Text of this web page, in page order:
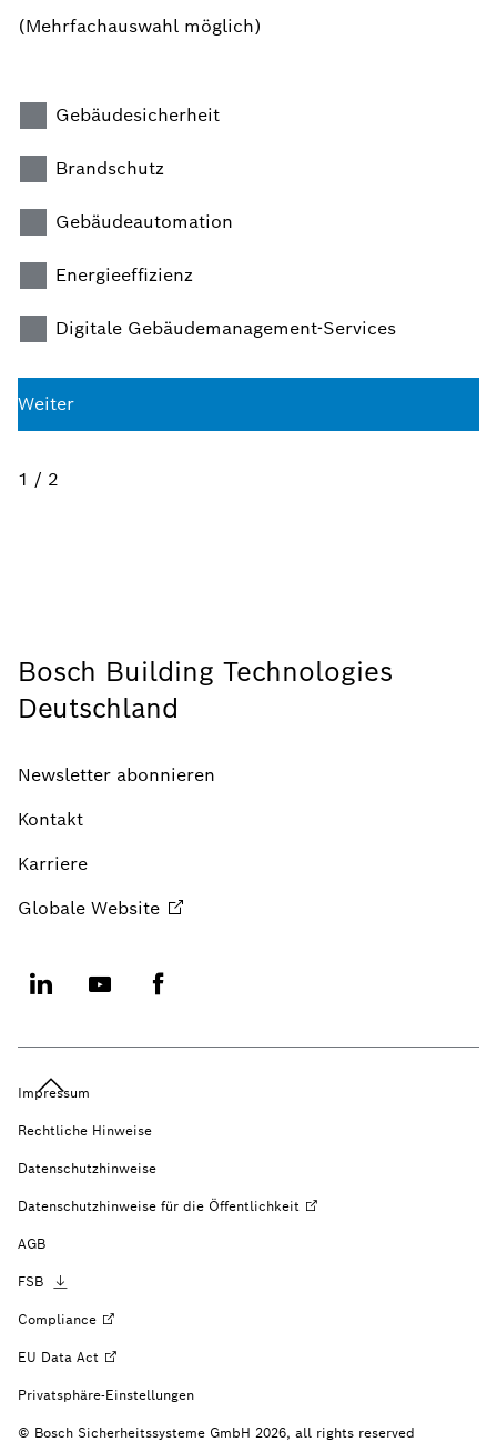
(Mehrfachauswahl möglich)
Gebäudesicherheit
Brandschutz
Gebäudeautomation
Energieeffizienz
Digitale Gebäudemanagement-Services
Weiter
1 / 2
Bosch Building Technologies
Deutschland
Newsletter abonnieren
Kontakt
Karriere
Globale Website
Impressum
Rechtliche Hinweise
Datenschutzhinweise
Datenschutzhinweise für die Öffentlichkeit
AGB
FSB
Compliance
EU Data Act
Privatsphäre-Einstellungen
© Bosch Sicherheitssysteme GmbH 2026, all rights reserved